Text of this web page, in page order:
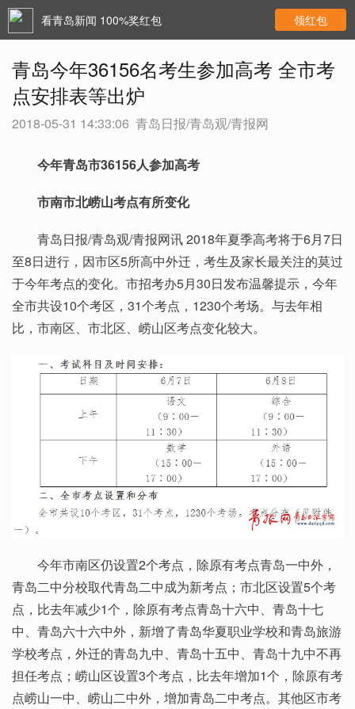
看青岛新闻 100%奖红包 领红包
青岛今年36156名考生参加高考 全市考
点安排表等出炉
2018-05-31 14:33:06 青岛日报/青岛观/青报网
今年青岛市36156人参加高考
市南市北崂山考点有所变化
青岛日报/青岛观/青报网讯 2018年夏季高考将于6月7日
至8日进行，因市区5所高中外迁，考生及家长最关注的莫过
于今年考点的变化。市招考办5月30日发布温馨提示，今年
全市共设10个考区，31个考点，1230个考场。与去年相
比，市南区、市北区、崂山区考点变化较大。
今年市南区仍设置2个考点，除原有考点青岛一中外，
青岛二中分校取代青岛二中成为新考点；市北区设置5个考
点，比去年减少1个，除原有考点青岛十六中、青岛十七
中、青岛六十六中外，新增了青岛华夏职业学校和青岛旅游
学校考点，外迁的青岛九中、青岛十五中、青岛十九中不再
担任考点；崂山区设置3个考点，比去年增加1个，除原有考
点崂山一中、崂山二中外，增加青岛二中考点。其他区市考